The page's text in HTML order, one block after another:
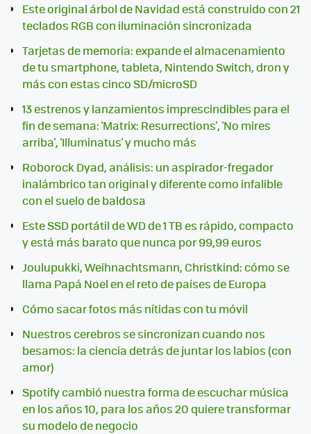
Este original árbol de Navidad está construido con 21
teclados RGB con iluminación sincronizada
Tarjetas de memoria: expande el almacenamiento
de tu smartphone, tableta, Nintendo Switch, dron y
más con estas cinco SD/microSD
13 estrenos y lanzamientos imprescindibles para el
fin de semana: 'Matrix: Resurrections', 'No mires
arriba', 'Illuminatus' y mucho más
Roborock Dyad, análisis: un aspirador-fregador
inalámbrico tan original y diferente como infalible
con el suelo de baldosa
Este SSD portátil de WD de 1 TB es rápido, compacto
y está más barato que nunca por 99,99 euros
Joulupukki, Weihnachtsmann, Christkind: cómo se
llama Papá Noel en el reto de países de Europa
Cómo sacar fotos más nítidas con tu móvil
Nuestros cerebros se sincronizan cuando nos
besamos: la ciencia detrás de juntar los labios (con
amor)
Spotify cambió nuestra forma de escuchar música
en los años 10, para los años 20 quiere transformar
su modelo de negocio